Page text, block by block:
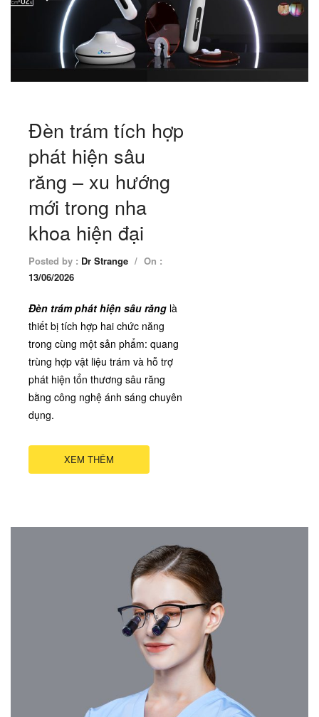
Đèn trám tích hợp
phát hiện sâu
răng – xu hướng
mới trong nha
khoa hiện đại
Posted by : Dr Strange / On :
13/06/2026
Đèn trám phát hiện sâu răng là
thiết bị tích hợp hai chức năng
trong cùng một sản phẩm: quang
trùng hợp vật liệu trám và hỗ trợ
phát hiện tổn thương sâu răng
bằng công nghệ ánh sáng chuyên
dụng.
XEM THÊM